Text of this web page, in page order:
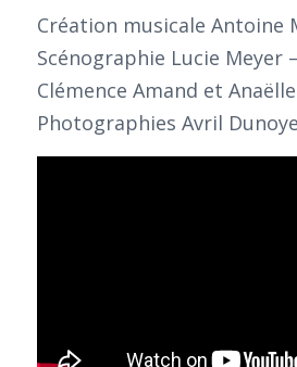
Création musicale Antoine
Scénographie Lucie Meyer
Clémence Amand et
Photographies Avril